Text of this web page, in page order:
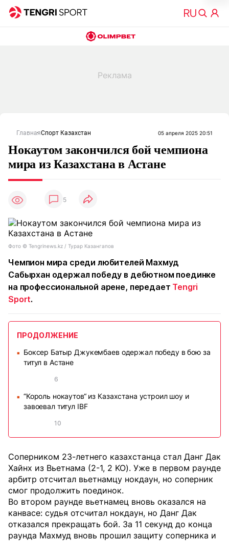
ГлавнаяСпорт Казахстан 05 апреля 2025 20:51
Нокаутом закончился бой чемпиона
мира из Казахстана в Астане
5
Фото ©️ Tengrinews.kz / Турар Казангапов
Чемпион мира среди любителей Махмуд
Сабырхан одержал победу в дебютном поединке
на профессиональной арене, передает Tengri
Sport.
ПРОДОЛЖЕНИЕ
■
Боксер Батыр Джукембаев одержал победу в бою за
титул в Астане
6
■
“Король нокаутов“ из Казахстана устроил шоу и
завоевал титул IBF
10
Соперником 23-летнего казахстанца стал Данг Дак
Хайнх из Вьетнама (2-1, 2 KO). Уже в первом раунде
арбитр отсчитал вьетнамцу нокдаун, но соперник
смог продолжить поединок.
Во втором раунде вьетнамец вновь оказался на
канвасе: судья отсчитал нокдаун, но Данг Дак
отказался прекращать бой. За 11 секунд до конца
раунда Махмуд вновь прошил защиту соперника и